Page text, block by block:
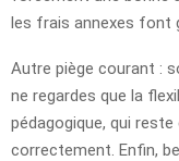
les frais annexes font
Autre piège courant :
ne regardes que la
pédagogique, qui
correctement. Enfin,